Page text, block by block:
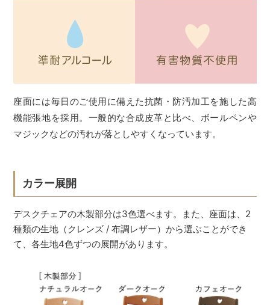
座面には毎日のご使用に備えた抗菌・防汚加工を施した高
機能張地を採用。一般的な合成皮革と比べ、ボールペンや
マジックなどの汚れが落としやすくなっています。
カラー展開
デスクチェアの木製部分は3色選べます。また、座面は、2
種類の生地（クレンズ / 布調レザー）から選ぶことができ
て、各生地4色ずつの展開があります。